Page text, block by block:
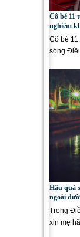
Cô bé 11
nghiêm
Cô bé
sóng
Hậu quả
ngoài
Trong
xin mẹ